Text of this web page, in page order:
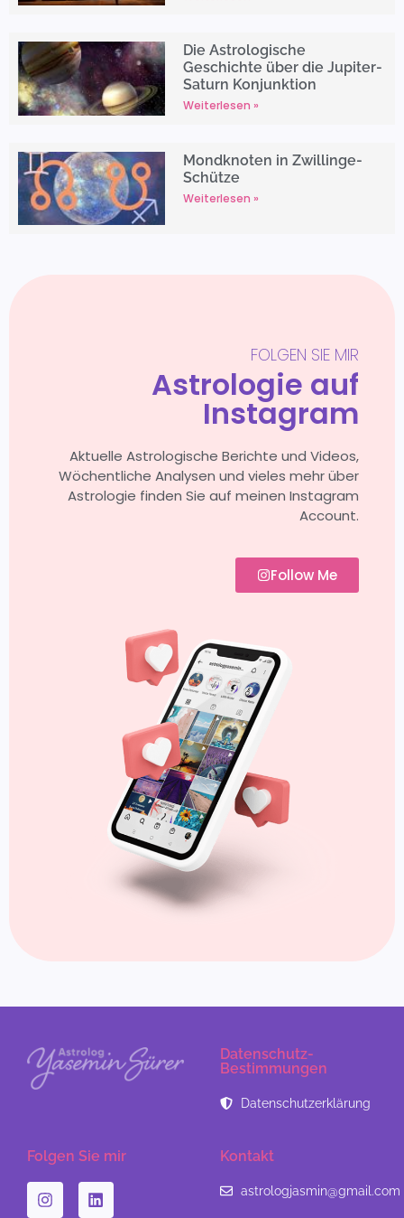
Die Astrologische
Geschichte über die Jupiter-
Saturn Konjunktion
Weiterlesen »
Mondknoten in Zwillinge-
Schütze
Weiterlesen »
FOLGEN SIE MIR
Astrologie auf
Instagram
Aktuelle Astrologische Berichte und Videos,
Wöchentliche Analysen und vieles mehr über
Astrologie finden Sie auf meinen Instagram
Account.
Follow Me
Datenschutz-
Bestimmungen
Datenschutzerklärung
Folgen Sie mir Kontakt
astrologjasmin@gmail.com